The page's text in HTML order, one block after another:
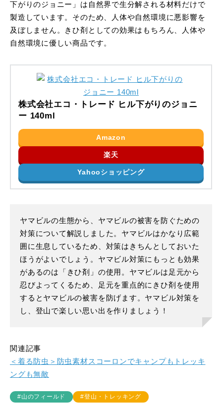
下がりのジョニー」は自然界で生分解される材料だけで
製造しています。そのため、人体や自然環境に悪影響を
及ぼしません。きひ剤としての効果はもちろん、人体や
自然環境に優しい商品です。
株式会社エコ・トレード ヒル下がりのジョニ
ー 140ml
Amazon
楽天
Yahooショッピング
ヤマビルの生態から、ヤマビルの被害を防ぐための
対策について解説しました。ヤマビルはかなり広範
囲に生息しているため、対策はきちんとしておいた
ほうがよいでしょう。ヤマビル対策にもっとも効果
があるのは「きひ剤」の使用。ヤマビルは足元から
忍びよってくるため、足元を重点的にきひ剤を使用
するとヤマビルの被害を防げます。ヤマビル対策を
し、登山で楽しい思い出を作りましょう！
関連記事
＜着る防虫＞防虫素材スコーロンでキャンプもトレッキ
ングも無敵
#山のフィールド #登山・トレッキング